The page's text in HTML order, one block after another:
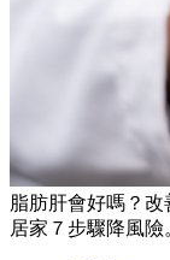
脂肪肝會好嗎？改
居家７步驟降風險